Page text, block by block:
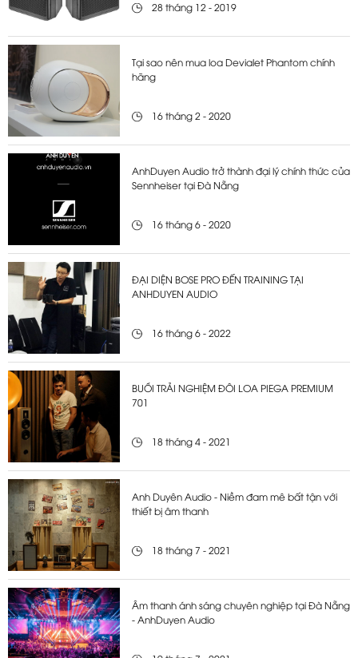
28 tháng 12 - 2019
Tại sao nên mua loa Devialet Phantom chính
hãng
16 tháng 2 - 2020
AnhDuyen Audio trở thành đại lý chính thức của
Sennheiser tại Đà Nẵng
16 tháng 6 - 2020
ĐẠI DIỆN BOSE PRO ĐẾN TRAINING TẠI
ANHDUYEN AUDIO
16 tháng 6 - 2022
BUỔI TRẢI NGHIỆM ĐÔI LOA PIEGA PREMIUM
701
18 tháng 4 - 2021
Anh Duyên Audio - Niềm đam mê bất tận với
thiết bị âm thanh
18 tháng 7 - 2021
Âm thanh ánh sáng chuyên nghiệp tại Đà Nẵng
- AnhDuyen Audio